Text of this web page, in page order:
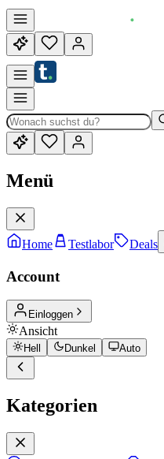
Menü
Home Testlabor Deals
Account
Einloggen
Ansicht
Hell Dunkel Auto
Kategorien